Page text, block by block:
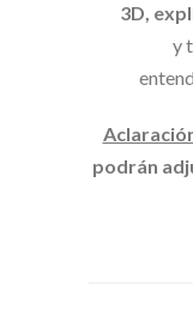
3D,
y
podrán